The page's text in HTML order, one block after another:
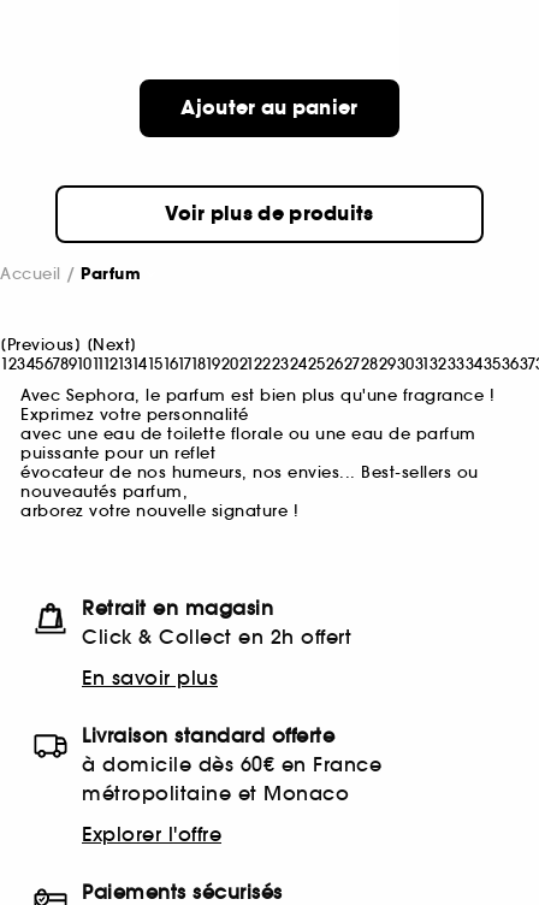
Ajouter au panier
Voir plus de produits
Accueil Parfum
[Previous] [Next]
12345678910111213141516171819202122232425262728293031323334353637
Avec Sephora, le parfum est bien plus qu'une fragrance !
Exprimez votre personnalité
avec une eau de toilette florale ou une eau de parfum
puissante pour un reflet
évocateur de nos humeurs, nos envies... Best-sellers ou
nouveautés parfum,
arborez votre nouvelle signature !
Retrait en magasin
Click & Collect en 2h offert
En savoir plus
Livraison standard offerte
à domicile dès 60€ en France
métropolitaine et Monaco
Explorer l'offre
Paiements sécurisés